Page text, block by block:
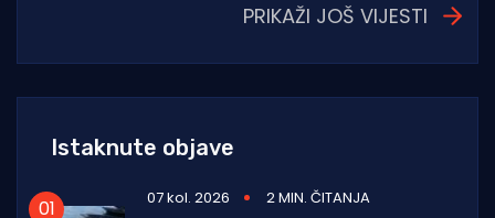
PRIKAŽI JOŠ VIJESTI
Istaknute objave
07 kol. 2026
2 MIN. ČITANJA